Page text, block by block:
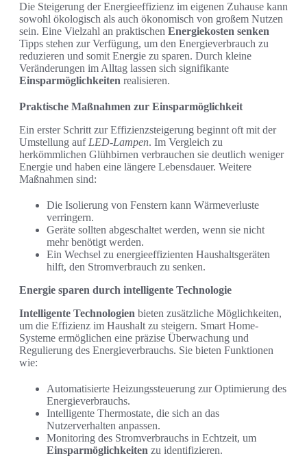
Die Steigerung der Energieeffizienz im eigenen Zuhause kann
sowohl ökologisch als auch ökonomisch von großem Nutzen
sein. Eine Vielzahl an praktischen Energiekosten senken
Tipps stehen zur Verfügung, um den Energieverbrauch zu
reduzieren und somit Energie zu sparen. Durch kleine
Veränderungen im Alltag lassen sich signifikante
Einsparmöglichkeiten realisieren.
Praktische Maßnahmen zur Einsparmöglichkeit
Ein erster Schritt zur Effizienzsteigerung beginnt oft mit der
Umstellung auf LED-Lampen. Im Vergleich zu
herkömmlichen Glühbirnen verbrauchen sie deutlich weniger
Energie und haben eine längere Lebensdauer. Weitere
Maßnahmen sind:
Die Isolierung von Fenstern kann Wärmeverluste
verringern.
Geräte sollten abgeschaltet werden, wenn sie nicht
mehr benötigt werden.
Ein Wechsel zu energieeffizienten Haushaltsgeräten
hilft, den Stromverbrauch zu senken.
Energie sparen durch intelligente Technologie
Intelligente Technologien bieten zusätzliche Möglichkeiten,
um die Effizienz im Haushalt zu steigern. Smart Home-
Systeme ermöglichen eine präzise Überwachung und
Regulierung des Energieverbrauchs. Sie bieten Funktionen
wie:
Automatisierte Heizungssteuerung zur Optimierung des
Energieverbrauchs.
Intelligente Thermostate, die sich an das
Nutzerverhalten anpassen.
Monitoring des Stromverbrauchs in Echtzeit, um
Einsparmöglichkeiten zu identifizieren.